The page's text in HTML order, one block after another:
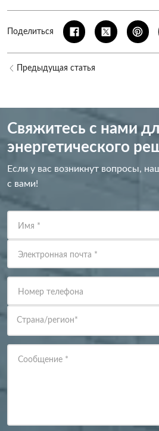
Поделиться
Предыдущая статья
Свяжитесь с нами
энергетического
Если у вас возникнут вопросы,
с вами!
Имя *
Электронная почта *
Номер телефона
Страна/регион*
Сообщение *